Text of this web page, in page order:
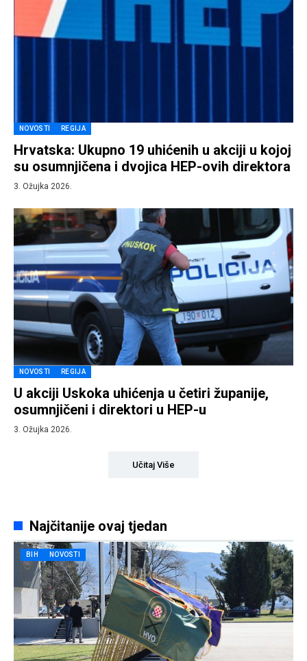
NOVOSTI REGIJA
Hrvatska: Ukupno 19 uhićenih u akciji u kojoj
su osumnjičena i dvojica HEP-ovih direktora
3. Ožujka 2026.
NOVOSTI REGIJA
U akciji Uskoka uhićenja u četiri županije,
osumnjičeni i direktori u HEP-u
3. Ožujka 2026.
Učitaj Više
Najčitanije ovaj tjedan
BIH NOVOSTI